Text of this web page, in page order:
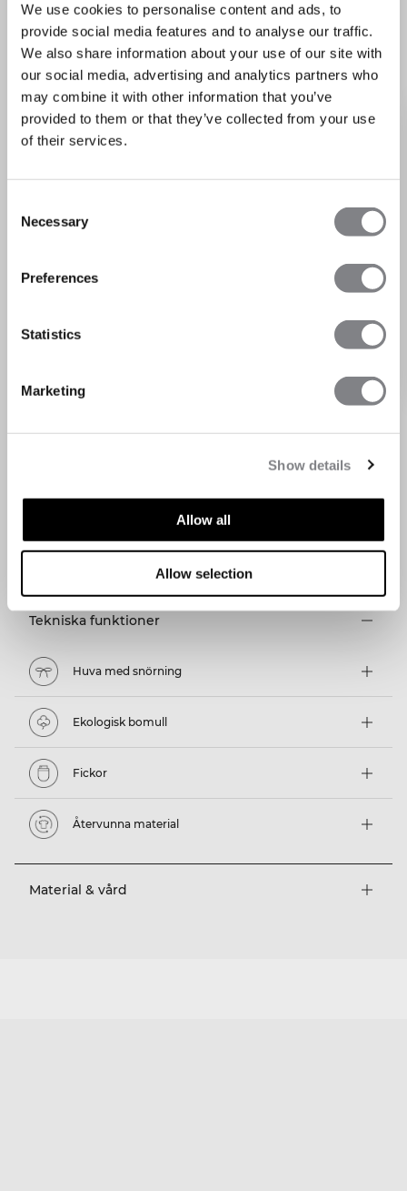
We use cookies to personalise content and ads, to
provide social media features and to analyse our traffic.
We also share information about your use of our site with
our social media, advertising and analytics partners who
may combine it with other information that you’ve
provided to them or that they’ve collected from your use
of their services.
Selection
Necessary
Preferences
Statistics
Marketing
Show details
Allow all
Allow selection
TEKNISKA ASPEKTER
Tekniska funktioner
Huva med snörning
Ekologisk bomull
Fickor
Återvunna material
Material & vård
När du prenumererar på
och mycket